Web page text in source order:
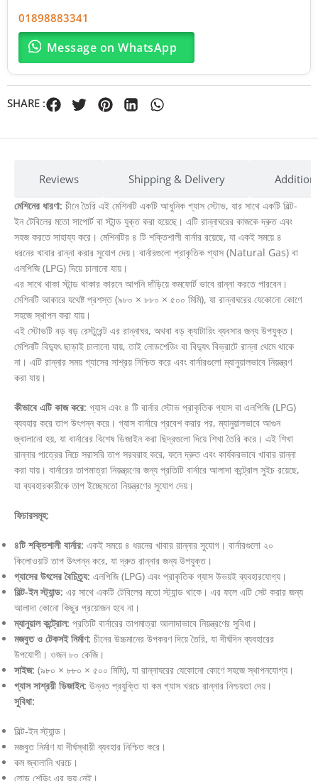
01898883341
Message on WhatsApp
SHARE :
Reviews Shipping & Delivery
মেশিনের ধারণা: চীনে তৈরি এই মেশিনটি একটি আধুনিক গ্যাস স্টোভ, যার সাথে একটি বিল্ট-
ইন টেবিলের মতো সাপোর্ট বা স্টান্ড যুক্ত করা হয়েছে। এটি রান্নাঘরের কাজকে দ্রুত এবং
সহজ করতে সাহায্য করে। মেশিনটির ৪ টি শক্তিশালী বার্নার রয়েছে, যা একই সময়ে ৪
ধরনের খাবার রান্না করার সুযোগ দেয়। বার্নারগুলো প্রাকৃতিক গ্যাস (Natural Gas) বা
এলপিজি (LPG) দিয়ে চালানো যায়।
এর সাথে থাকা স্টান্ড থাকার কারনে আপনি দাঁড়িয়ে কমফোর্ট ভাবে রান্না করতে পারবেন।
মেশিনটি আকারে যথেষ্ট প্রশস্ত (৯৮০ × ৮৮০ × ৫০০ মিমি), যা রান্নাঘরের যেকোনো কোণে
সহজে স্থাপন করা যায়।
এই স্টোভটি বড় বড় রেস্টুরেন্ট এর রান্নাঘর, অথবা বড় ক্যাটারিং ব্যবসার জন্য উপযুক্ত।
মেশিনটি বিদ্যুৎ ছাড়াই চালানো যায়, তাই লোডশেডিং বা বিদ্যুৎ বিভ্রাটে রান্না থেমে থাকে
না। এটি রান্নার সময় গ্যাসের সাশ্রয় নিশ্চিত করে এবং বার্নারগুলো ম্যানুয়ালভাবে নিয়ন্ত্রণ
করা যায়।
কীভাবে এটি কাজ করে: গ্যাস এবং ৪ টি বার্নার স্টোভ প্রাকৃতিক গ্যাস বা এলপিজি (LPG)
ব্যবহার করে তাপ উৎপন্ন করে। গ্যাস বার্নারে প্রবেশ করার পর, ম্যানুয়ালভাবে আগুন
জ্বালানো হয়, যা বার্নারের বিশেষ ডিজাইন করা ছিদ্রগুলো দিয়ে শিখা তৈরি করে। এই শিখা
রান্নার পাত্রের নিচে সরাসরি তাপ সরবরাহ করে, ফলে দ্রুত এবং কার্যকরভাবে খাবার রান্না
করা যায়। বার্নারের তাপমাত্রা নিয়ন্ত্রণের জন্য প্রতিটি বার্নারে আলাদা কন্ট্রোল সুইচ রয়েছে,
যা ব্যবহারকারীকে তাপ ইচ্ছেমতো নিয়ন্ত্রণের সুযোগ দেয়।
ফিচারসমূহ:
৪টি শক্তিশালী বার্নার: একই সময়ে ৪ ধরনের খাবার রান্নার সুযোগ। বার্নারগুলো ২০
কিলোওয়াট তাপ উৎপন্ন করে, যা দ্রুত রান্নার জন্য উপযুক্ত।
গ্যাসের উৎসের বৈচিত্র্য: এলপিজি (LPG) এবং প্রাকৃতিক গ্যাস উভয়ই ব্যবহারযোগ্য।
বিল্ট-ইন স্ট্যান্ড: এর সাথে একটি টেবিলের মতো স্ট্যান্ড থাকে। এর ফলে এটি সেট করার জন্য
আলাদা কোনো কিছুর প্রয়োজন হবে না।
ম্যানুয়াল কন্ট্রোল: প্রতিটি বার্নারের তাপমাত্রা আলাদাভাবে নিয়ন্ত্রণের সুবিধা।
মজবুত ও টেকসই নির্মাণ: চীনের উচ্চমানের উপকরণ দিয়ে তৈরি, যা দীর্ঘদিন ব্যবহারের
উপযোগী। ওজন ৮০ কেজি।
সাইজ: (৯৮০ × ৮৮০ × ৫০০ মিমি), যা রান্নাঘরের যেকোনো কোণে সহজে স্থাপনযোগ্য।
গ্যাস সাশ্রয়ী ডিজাইন: উন্নত প্রযুক্তি যা কম গ্যাস খরচে রান্নার নিশ্চয়তা দেয়।
সুবিধা:
বিল্ট-ইন স্ট্যান্ড।
মজবুত নির্মাণ যা দীর্ঘস্থায়ী ব্যবহার নিশ্চিত করে।
কম জ্বালানি খরচে।
লোড শেডিং এর ভয় নেই।